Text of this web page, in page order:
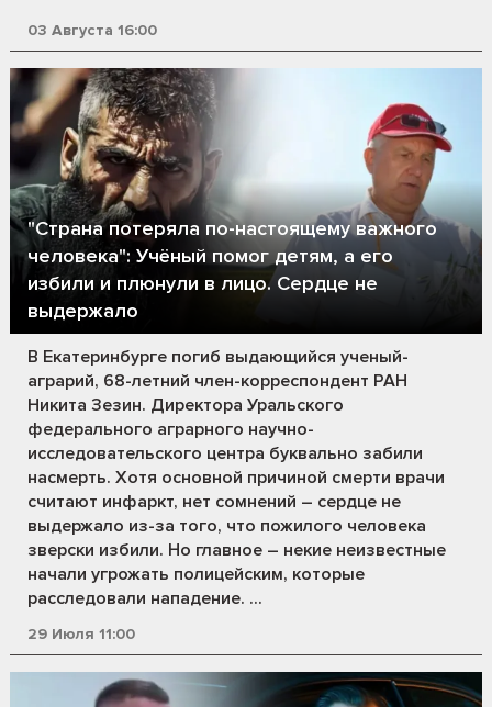
03 Августа 16:00
"Страна потеряла по-настоящему важного
человека": Учёный помог детям, а его
избили и плюнули в лицо. Сердце не
выдержало
В Екатеринбурге погиб выдающийся ученый-
аграрий, 68-летний член-корреспондент РАН
Никита Зезин. Директора Уральского
федерального аграрного научно-
исследовательского центра буквально забили
насмерть. Хотя основной причиной смерти врачи
считают инфаркт, нет сомнений – сердце не
выдержало из-за того, что пожилого человека
зверски избили. Но главное – некие неизвестные
начали угрожать полицейским, которые
расследовали нападение. ...
29 Июля 11:00